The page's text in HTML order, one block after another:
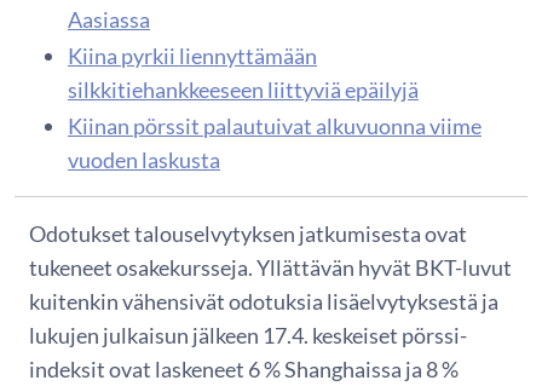
Aasiassa
Kiina pyrkii liennyttämään
silkkitiehankkeeseen liittyviä epäilyjä
Kiinan pörssit palautuivat alkuvuonna viime
vuoden laskusta
Odotukset talouselvytyksen jatkumisesta ovat
tukeneet osakekursseja. Yllättävän hyvät BKT-luvut
kuitenkin vähensivät odotuksia lisäelvytyksestä ja
lukujen julkaisun jälkeen 17.4. keskeiset pörssi-
indeksit ovat laskeneet 6 % Shanghaissa ja 8 %